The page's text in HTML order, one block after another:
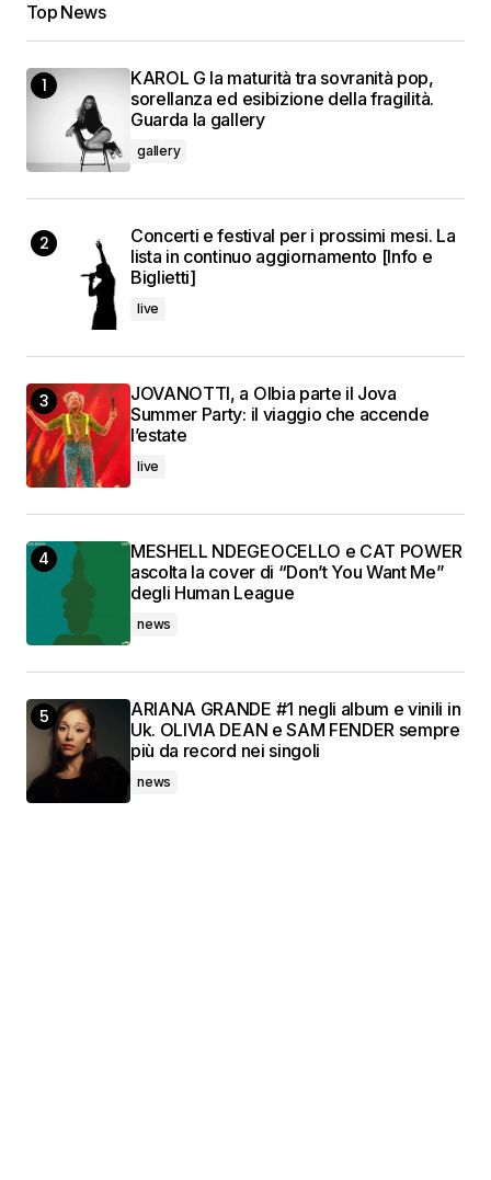
Top News
KAROL G la maturità tra sovranità pop,
sorellanza ed esibizione della fragilità.
Guarda la gallery
gallery
Concerti e festival per i prossimi mesi. La
lista in continuo aggiornamento [Info e
Biglietti]
live
JOVANOTTI, a Olbia parte il Jova
Summer Party: il viaggio che accende
l’estate
live
MESHELL NDEGEOCELLO e CAT POWER
ascolta la cover di “Don’t You Want Me”
degli Human League
news
ARIANA GRANDE #1 negli album e vinili in
Uk. OLIVIA DEAN e SAM FENDER sempre
più da record nei singoli
news